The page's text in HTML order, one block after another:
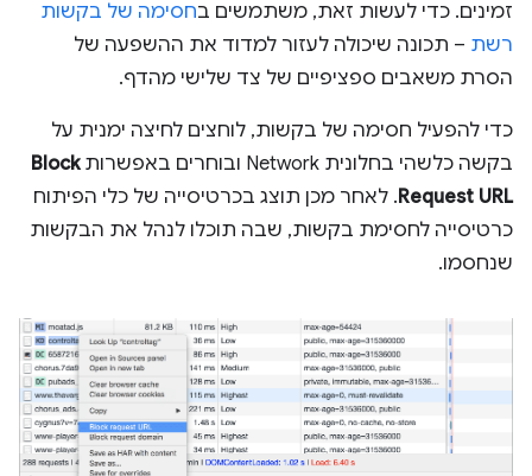
זמינים. כדי לעשות זאת, משתמשים בחסימה של בקשות
רשת – תכונה שיכולה לעזור למדוד את ההשפעה של
הסרת משאבים ספציפיים של צד שלישי מהדף.
כדי להפעיל חסימה של בקשות, לוחצים לחיצה ימנית על
בקשה כלשהי בחלונית Network ובוחרים באפשרות
Block
Request URL. לאחר מכן תוצג בכרטיסייה של כלי הפיתוח
כרטיסייה לחסימת בקשות, שבה תוכלו לנהל את הבקשות
שנחסמו.